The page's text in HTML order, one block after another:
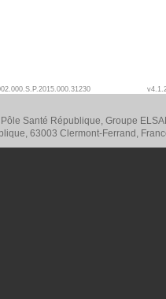
Santé République, Groupe
63003 Clermont-Ferrand,